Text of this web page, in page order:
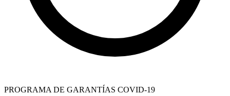
PROGRAMA DE GARANTÍAS COVID-19